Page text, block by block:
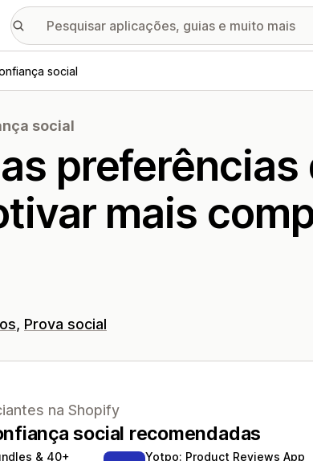
social
social
mais
Prova social
na Shopify
social recomendadas
& 40+ Yotpo: Product Reviews App